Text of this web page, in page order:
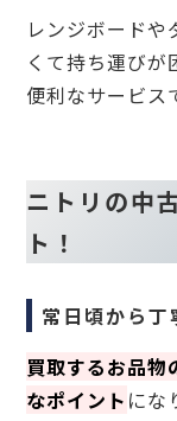
レンジボードや
くて持ち運びが
便利なサービス
ニトリの中
ト！
常日頃から丁
買取するお品物
なポイント にな